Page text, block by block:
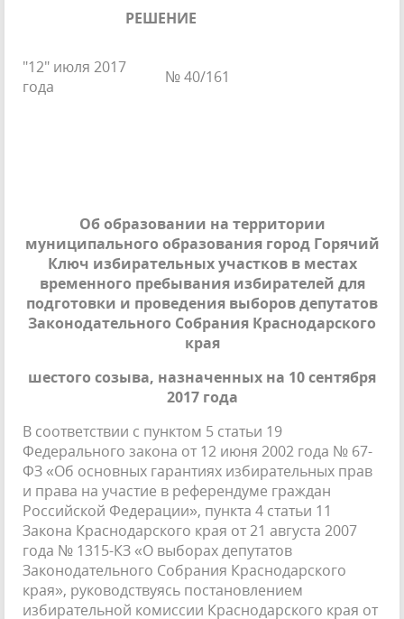
РЕШЕНИЕ
"12" июля 2017
года
№ 40/161
Об образовании на территории
муниципального образования город Горячий
Ключ избирательных участков в местах
временного пребывания избирателей для
подготовки и проведения выборов депутатов
Законодательного Собрания Краснодарского
края
шестого созыва, назначенных на 10 сентября
2017 года
В соответствии с пунктом 5 статьи 19
Федерального закона от 12 июня 2002 года № 67-
ФЗ «Об основных гарантиях избирательных прав
и права на участие в референдуме граждан
Российской Федерации», пункта 4 статьи 11
Закона Краснодарского края от 21 августа 2007
года № 1315-КЗ «О выборах депутатов
Законодательного Собрания Краснодарского
края», руководствуясь постановлением
избирательной комиссии Краснодарского края от